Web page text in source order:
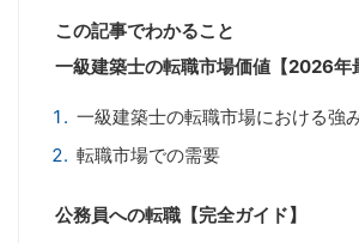
この記事でわかること
一級建築士の転職市場価値【2026年
一級建築士の転職市場における強
転職市場での需要
公務員への転職【完全ガイド】